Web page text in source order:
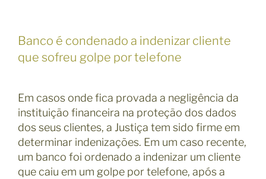
Banco é condenado a indenizar cliente
que sofreu golpe por telefone
Em casos onde fica provada a negligência da
instituição financeira na proteção dos dados
dos seus clientes, a Justiça tem sido firme em
determinar indenizações. Em um caso recente,
um banco foi ordenado a indenizar um cliente
que caiu em um golpe por telefone, após a